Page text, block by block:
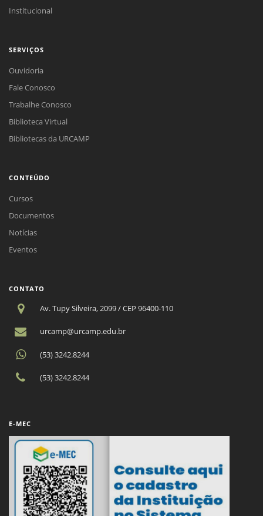
Institucional
SERVIÇOS
Ouvidoria
Fale Conosco
Trabalhe Conosco
Biblioteca Virtual
Bibliotecas da URCAMP
CONTEÚDO
Cursos
Documentos
Notícias
Eventos
CONTATO
Av. Tupy Silveira, 2099 / CEP 96400-110
urcamp@urcamp.edu.br
(53) 3242.8244
(53) 3242.8244
E-MEC